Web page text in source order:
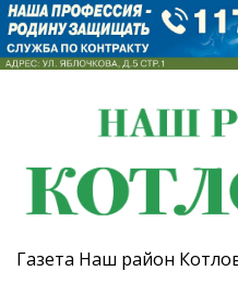
Газета Наш район